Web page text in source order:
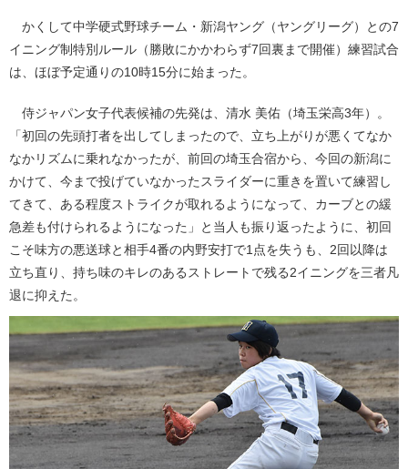
かくして中学硬式野球チーム・新潟ヤング（ヤングリーグ）との7
イニング制特別ルール（勝敗にかかわらず7回裏まで開催）練習試合
は、ほぼ予定通りの10時15分に始まった。
侍ジャパン女子代表候補の先発は、清水 美佑（埼玉栄高3年）。
「初回の先頭打者を出してしまったので、立ち上がりが悪くてなか
なかリズムに乗れなかったが、前回の埼玉合宿から、今回の新潟に
かけて、今まで投げていなかったスライダーに重きを置いて練習し
てきて、ある程度ストライクが取れるようになって、カーブとの緩
急差も付けられるようになった」と当人も振り返ったように、初回
こそ味方の悪送球と相手4番の内野安打で1点を失うも、2回以降は
立ち直り、持ち味のキレのあるストレートで残る2イニングを三者凡
退に抑えた。